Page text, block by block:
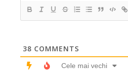
38 COMMENTS
Cele mai vechi